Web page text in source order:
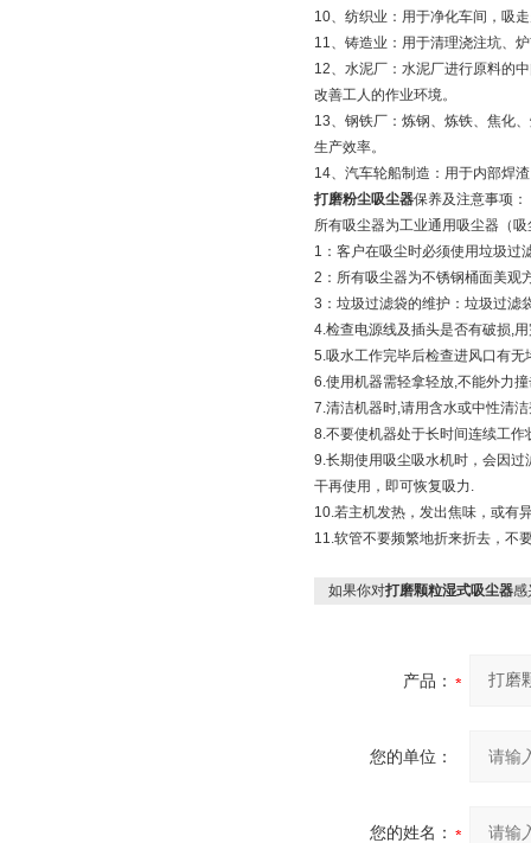
10、纺织业：用于净化车间，吸
11、铸造业：用于清理浇注坑、
12、水泥厂：水泥厂进行原料的
改善工人的作业环境。
13、钢铁厂：炼钢、炼铁、焦化
生产效率。
14、汽车轮船制造：用于内部焊
打磨粉尘吸尘器保养及注意事项：
所有吸尘器为工业通用吸尘器（
1：客户在吸尘时必须使用垃圾过
2：所有吸尘器为不锈钢桶面美观
3：垃圾过滤袋的维护：垃圾过滤
4.检查电源线及插头是否有破损,
5.吸水工作完毕后检查进风口有
6.使用机器需轻拿轻放,不能外力
7.清洁机器时,请用含水或中性清
8.不要使机器处于长时间连续工
9.长期使用吸尘吸水机时，会因
干再使用，即可恢复吸力.
10.若主机发热，发出焦味，或有
11.软管不要频繁地折来折去，不
如果你对打磨颗粒湿式吸尘器感
产品：
您的单位：
您的姓名：